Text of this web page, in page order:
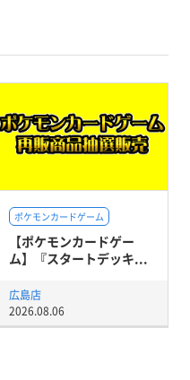
ポケモンカードゲーム
【ポケモンカードゲー
ム】『スタートデッキ...
広島店
2026.08.06